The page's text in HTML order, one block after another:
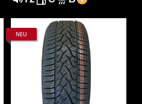
NEU